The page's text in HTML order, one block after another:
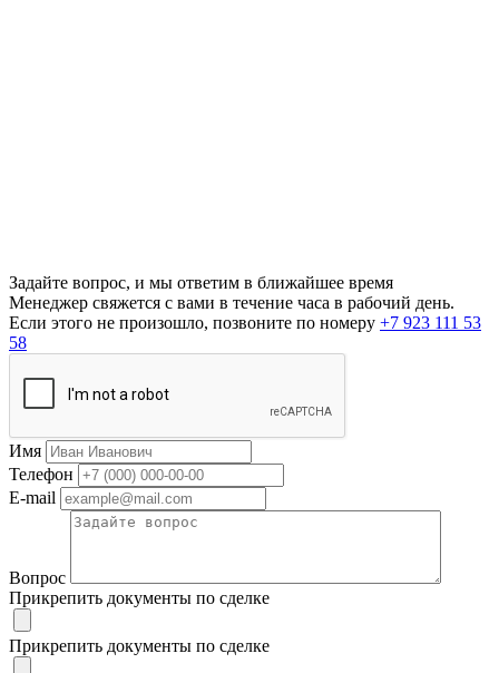
Задайте вопрос, и мы ответим в ближайшее время
Менеджер свяжется с вами в течение часа в рабочий день.
Если этого не произошло, позвоните по номеру +7 923 111 53
58
Имя
Телефон
E-mail
Вопрос
Прикрепить документы по сделке
Прикрепить документы по сделке